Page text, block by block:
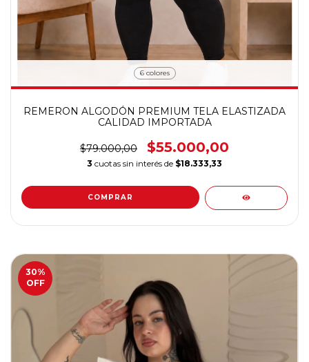
6 colores
REMERON ALGODÓN PREMIUM TELA ELASTIZADA
CALIDAD IMPORTADA
$79.000,00 $55.000,00
3 cuotas sin interés de $18.333,33
COMPRAR
30%
OFF